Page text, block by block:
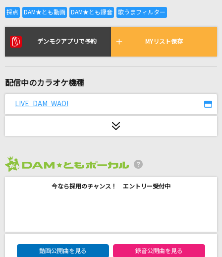
全国りれき
リアルタイムで歌われている曲の一覧
抱きしめたい
Reason!!
[生音]ライラック
デンモクアプリで予約 MYリスト保存
配信中のカラオケ機種
LIVE DAM WAO!
今なら採用のチャンス！ エントリー受付中
DAM★ともボーカルエントリーランキング
動画公開曲を見る
録音公開曲を見る